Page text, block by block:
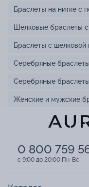
Браслеты на нитке с
Шелковые браслеты
Браслеты с шелковой
Серебряные
Серебряные
Женские и мужские
0 800 759
c 9:00 до 20:00 Пн-Вс